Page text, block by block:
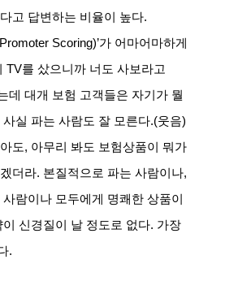
고 답변하는 비율이 높다.
Scoring)’가 어마어마하게
TV를 샀으니까 너도 사보라고
데 대개 보험 고객들은 자기가 뭘
사실 파는 사람도 잘 모른다.(웃음)
도, 아무리 봐도 보험상품이 뭐가
더라. 본질적으로 파는 사람이나,
사람이나 모두에게 명쾌한 상품이
이 신경질이 날 정도로 없다. 가장
.